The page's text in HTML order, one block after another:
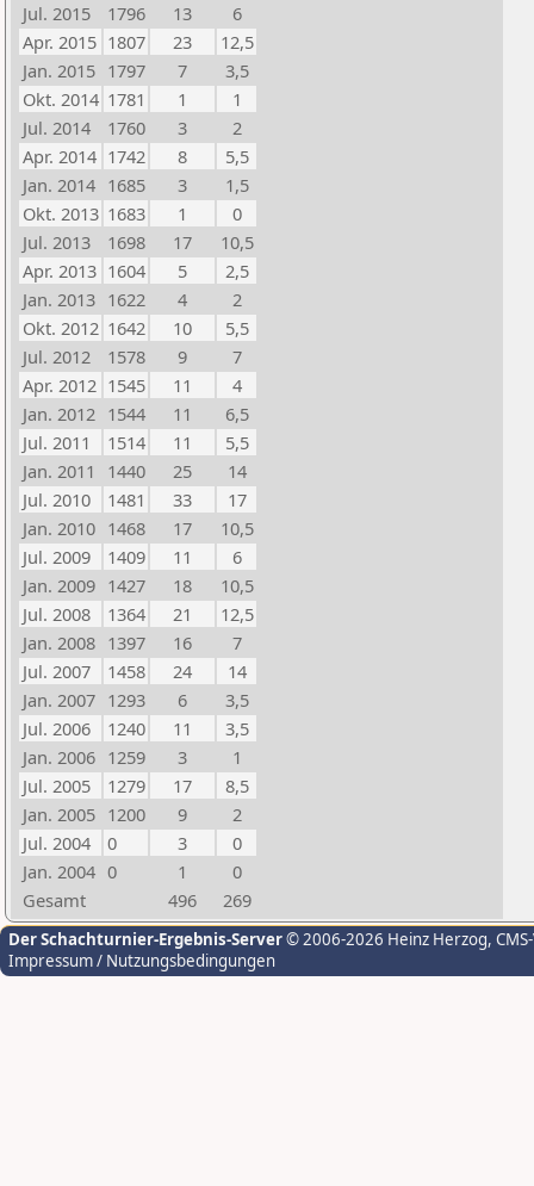
Jul. 2015
1796 13
6
Apr. 2015 1807 23
12,5
Jan. 2015 1797 7
3,5
Okt. 2014 1781 1
1
Jul. 2014
1760 3
2
Apr. 2014 1742 8
5,5
Jan. 2014 1685 3
1,5
Okt. 2013 1683 1
0
Jul. 2013
1698 17
10,5
Apr. 2013 1604 5
2,5
Jan. 2013 1622 4
2
Okt. 2012 1642 10
5,5
Jul. 2012
1578 9
7
Apr. 2012 1545 11
4
Jan. 2012 1544 11
6,5
Jul. 2011
1514 11
5,5
Jan. 2011
1440 25
14
Jul. 2010
1481 33
17
Jan. 2010 1468 17
10,5
Jul. 2009
1409 11
6
Jan. 2009 1427 18
10,5
Jul. 2008
1364 21
12,5
Jan. 2008 1397 16
7
Jul. 2007
1458 24
14
Jan. 2007 1293 6
3,5
Jul. 2006
1240 11
3,5
Jan. 2006 1259 3
1
Jul. 2005
1279 17
8,5
Jan. 2005 1200 9
2
Jul. 2004
0 3
0
Jan. 2004 0 1
0
Gesamt
496 269
Der Schachturnier-Ergebnis-Server© 2006-2026 Heinz Herzog,
Impressum / Nutzungsbedingungen